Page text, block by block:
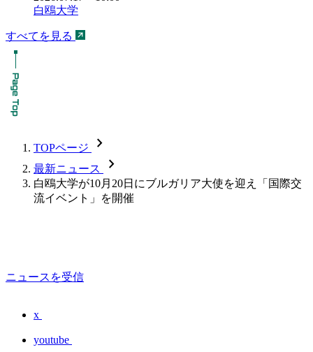
白鴎大学
すべてを見る
TOPページ chevron_forward
最新ニュース chevron_forward
白鴎大学が10月20日にブルガリア大使を迎え「国際交
流イベント」を開催
ニュースを受信
x
youtube